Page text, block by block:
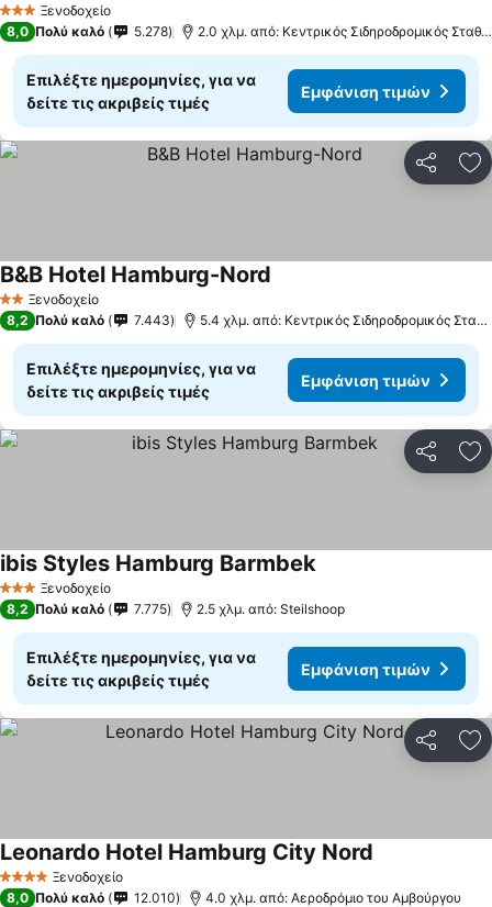
3 ΑστέριαΞενοδοχείο
8,0 Πολύ καλό 5.278 2.0 χλμ. από: Κεντρικός Σιδηροδρομικός
Επιλέξτε ημερομηνίες, για να
δείτε τις ακριβείς τιμές
Εμφάνιση τιμών
2 ΑστέριαΞενοδοχείο
B&B Hotel Hamburg-Nord
8,2 Πολύ καλό 7.443 5.4 χλμ. από: Κεντρικός Σιδηροδρομικός
Επιλέξτε ημερομηνίες, για να
δείτε τις ακριβείς τιμές
Εμφάνιση τιμών
3 ΑστέριαΞενοδοχείο
ibis Styles Hamburg BarmbekΕμφάνιση τιμών
8,2 Πολύ καλό 7.775 2.5 χλμ. από: Steilshoop
Επιλέξτε ημερομηνίες, για να
δείτε τις ακριβείς τιμές
Εμφάνιση τιμών
4 ΑστέριαΞενοδοχείο
Leonardo Hotel Hamburg City Nord
8,0 Πολύ καλό 12.010 4.0 χλμ. από: Αεροδρόμιο του Αμβούργου